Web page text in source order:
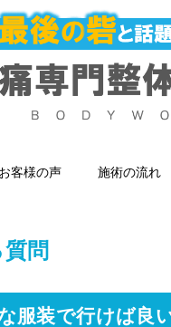
お客様の声 施術の流れ
問
服装で行けば良